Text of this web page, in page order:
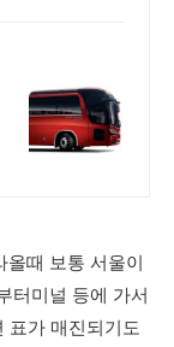
올때 보통 서울이
터미널 등에 가서
표가 매진되기도